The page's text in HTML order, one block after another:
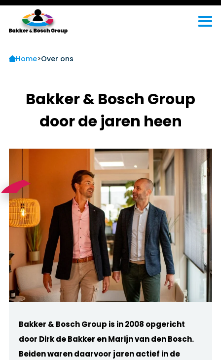
Home>Over ons
Bakker & Bosch Group
door de jaren heen
Bakker & Bosch Group is in 2008 opgericht
door Dirk de Bakker en Marijn van den Bosch.
Beiden waren daarvoor jaren actief in de